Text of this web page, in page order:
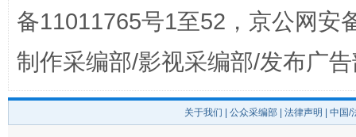
谢
备11011765号1至52，京公网安
制作采编部/影视采编部/发布广
关于我们 公众采编部 法律声明 | 中国